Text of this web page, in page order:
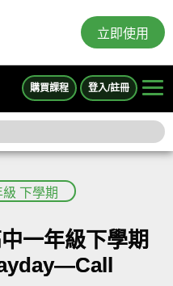
立即使用
購買課程 登入/註冊
下學期
中一年級下學期